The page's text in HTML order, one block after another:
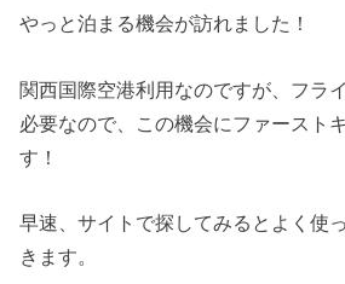
やっと泊まる機会が訪れました！
関西国際空港利用なのですが、フラ
必要なので、この機会にファースト
す！
早速、サイトで探してみるとよく使
きます。